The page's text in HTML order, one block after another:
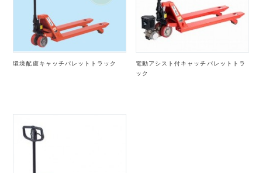
環境配慮キャッチパレットトラック
電動アシスト付キャッチパレットトラ
ック